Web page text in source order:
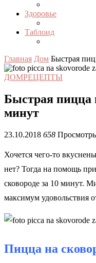
Здоровье
Таблоид
Главная Дом Быстрая
ДОМРЕЦЕПТЫ
Быстрая пицца
минут
23.10.2018 658
Хочется чего-то
нет? Тогда на помощь
сковороде за 10 минут.
максимум удовольствия
Пицца на